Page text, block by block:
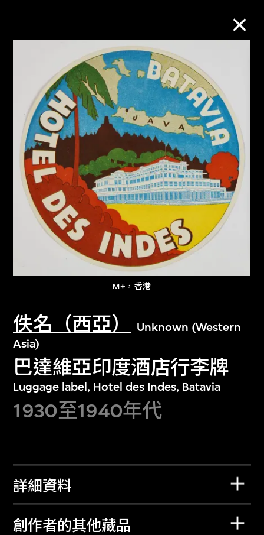
M+，香港
佚名（西亞）
Unknown (Western
Asia)
巴達維亞印度酒店行李牌
Luggage label, Hotel des Indes, Batavia
1930至1940年代
詳細資料
創作者的其他藏品
M+藏品
進一步篩選 搜索
關於M+藏品
探索世界頂級的二十及二十一世紀視覺
文化藏品。